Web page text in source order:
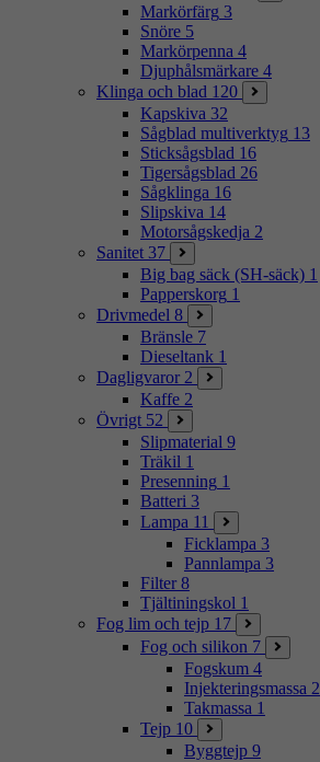
Markörfärg 3
Snöre 5
Markörpenna 4
Djuphålsmärkare 4
Klinga och blad 120
Kapskiva 32
Sågblad multiverktyg 13
Sticksågsblad 16
Tigersågsblad 26
Sågklinga 16
Slipskiva 14
Motorsågskedja 2
Sanitet 37
Big bag säck (SH-säck) 1
Papperskorg 1
Drivmedel 8
Bränsle 7
Dieseltank 1
Dagligvaror 2
Kaffe 2
Övrigt 52
Slipmaterial 9
Träkil 1
Presenning 1
Batteri 3
Lampa 11
Ficklampa 3
Pannlampa 3
Filter 8
Tjältiningskol 1
Fog lim och tejp 17
Fog och silikon 7
Fogskum 4
Injekteringsmassa 2
Takmassa 1
Tejp 10
Byggtejp 9